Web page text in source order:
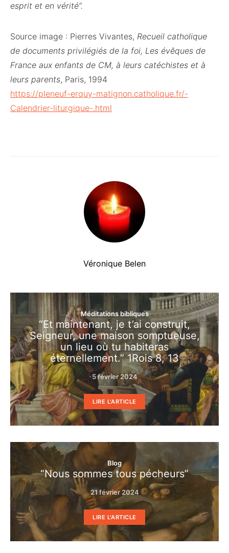
esprit et en vérité”.
Source image : Pierres Vivantes, Recueil catholique
de documents privilégiés de la foi, Les évêques de
France aux enfants de CM, à leurs catéchistes et à
leurs parents, Paris, 1994
https://pleneuf-erquy-matignon.catholique.fr/-
Calendrier-liturgique-.html
Véronique Belen
Méditations bibliques
“Et maintenant, je t’ai construit,
Seigneur, une maison somptueuse,
un lieu où tu habiteras
éternellement.” 1Rois 8, 13
5 février 2024
LIRE L'ARTICLE
Blog
“Nous sommes tous pécheurs”
21 février 2024
LIRE L'ARTICLE